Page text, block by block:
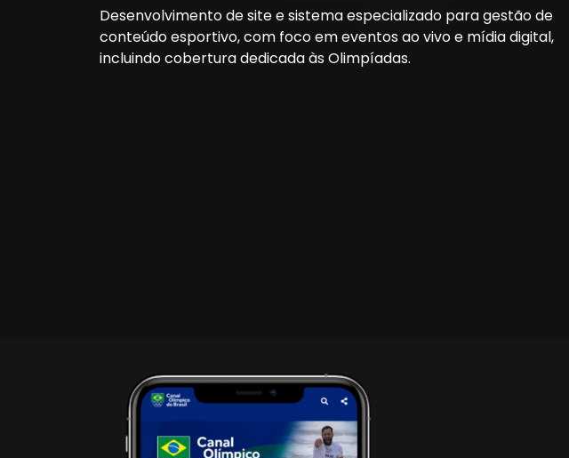
Desenvolvimento de site e sistema especializado para gestão de
conteúdo esportivo, com foco em eventos ao vivo e mídia digital,
incluindo cobertura dedicada às Olimpíadas.